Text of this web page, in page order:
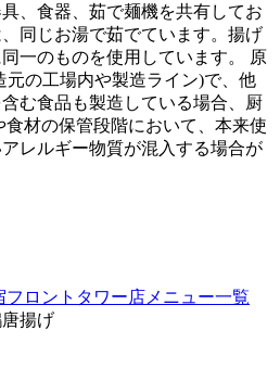
、食器、茹で麺機を共有してお
同じお湯で茹でています。揚げ
一のものを使用しています。 原
元の工場内や製造ライン)で、他
む食品も製造している場合、厨
食材の保管段階において、本来使
レルギー物質が混入する場合が
フロントタワー店メニュー一覧
揚げ